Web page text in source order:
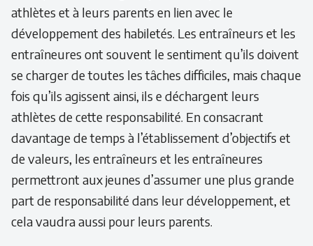
athlètes et à leurs parents en lien avec le
développement des habiletés. Les entraîneurs et les
entraîneures ont souvent le sentiment qu’ils doivent
se charger de toutes les tâches difficiles, mais chaque
fois qu’ils agissent ainsi, ils e déchargent leurs
athlètes de cette responsabilité. En consacrant
davantage de temps à l’établissement d’objectifs et
de valeurs, les entraîneurs et les entraîneures
permettront aux jeunes d’assumer une plus grande
part de responsabilité dans leur développement, et
cela vaudra aussi pour leurs parents.